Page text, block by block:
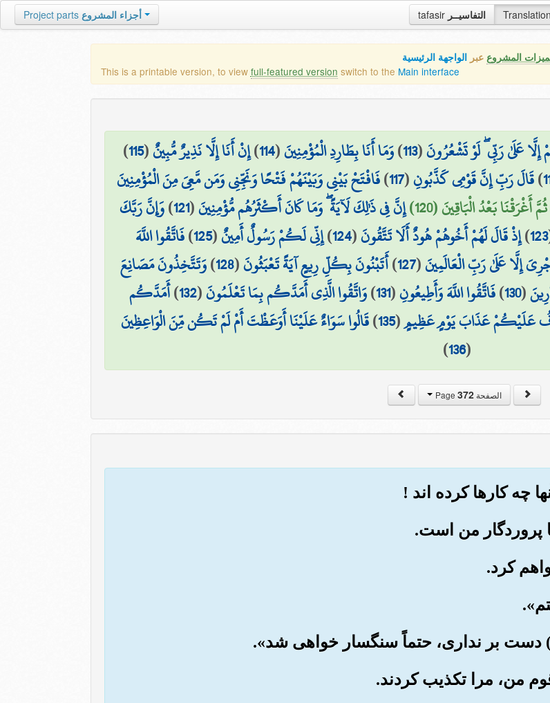
tafasir التفاسيــر Project parts أجزاء المشروع
المشروع عبر الواجهة الرئيسية
This is a printable version, to view full-featured version switch to the Main interface
عَلَىٰ رَبِّي ۖ لَوْ تَشْعُرُونَ(
113
)وَمَا أَنَا بِطَارِدِ الْمُؤْمِنِينَ(
114
)إِنْ أَنَا إِلَّا نَذِيرٌ مُّبِينٌ(
115
)
)قَالَ رَبِّ إِنَّ قَوْمِي كَذَّبُونِ(
117
)فَافْتَحْ بَيْنِي وَبَيْنَهُمْ فَتْحًا وَنَجِّنِي وَمَن مَّعِيَ مِنَ الْمُؤْمِنِينَ
ثُمَّ أَغْرَقْنَا بَعْدُ الْبَاقِينَ (120) إِنَّ فِي ذَٰلِكَ لَآيَةً ۖ وَمَا كَانَ أَكْثَرُهُم مُّؤْمِنِينَ(
121
)وَإِنَّ رَبَّكَ
123
)إِذْ قَالَ لَهُمْ أَخُوهُمْ هُودٌ أَلَا تَتَّقُونَ(
124
)إِنِّي لَكُمْ رَسُولٌ أَمِينٌ(
125
)فَاتَّقُوا اللَّهَ
إِلَّا عَلَىٰ رَبِّ الْعَالَمِينَ(
127
)أَتَبْنُونَ بِكُلِّ رِيعٍ آيَةً تَعْبَثُونَ(
128
)وَتَتَّخِذُونَ مَصَانِعَ
(
130
)فَاتَّقُوا اللَّهَ وَأَطِيعُونِ(
131
)وَاتَّقُوا الَّذِي أَمَدَّكُم بِمَا تَعْلَمُونَ(
132
)أَمَدَّكُم
عَلَيْكُمْ عَذَابَ يَوْمٍ عَظِيمٍ(
135
)قَالُوا سَوَاءٌ عَلَيْنَا أَوَعَظْتَ أَمْ لَمْ تَكُن مِّنَ الْوَاعِظِينَ
(
136
)
الصفحة Page372